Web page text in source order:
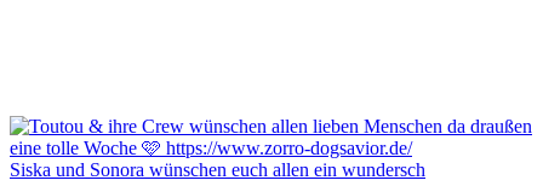
Siska und Sonora wünschen euch allen ein wundersch